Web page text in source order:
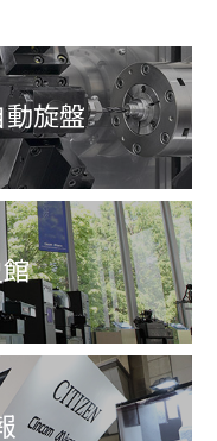
旋盤